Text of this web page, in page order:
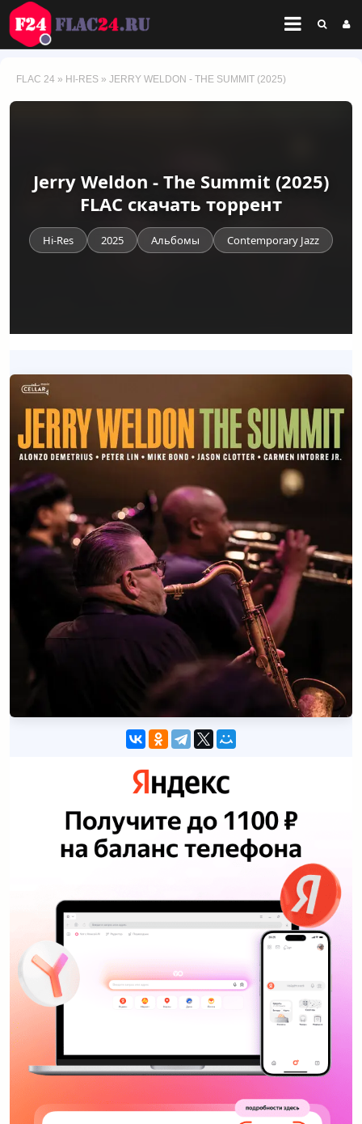
FLAC 24 » HI-RES » JERRY WELDON - THE SUMMIT (2025)
Jerry Weldon - The Summit (2025)
FLAC скачать торрент
Hi-Res 2025 Альбомы Contemporary Jazz